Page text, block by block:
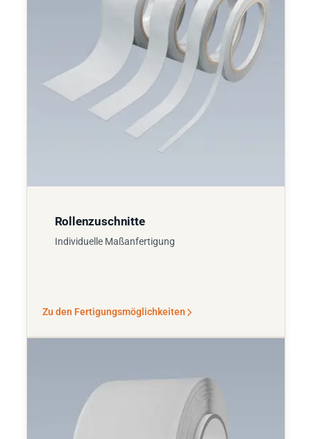
Rollenzuschnitte
Individuelle Maßanfertigung
Zu den Fertigungsmöglichkeiten